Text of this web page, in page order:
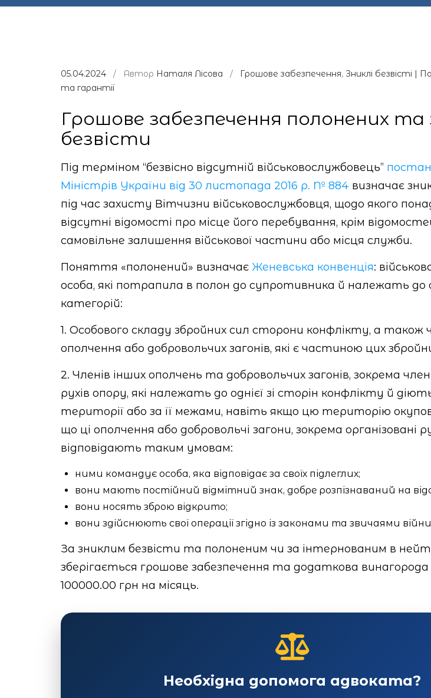
05.04.2024 / Автор Наталя Лісова / Грошове забезпечення, Зниклі безвісті |
та гарантії
Грошове забезпечення полонених та
безвісти
Під терміном “безвісно відсутній військовослужбовець”
Міністрів України від 30 листопада 2016 р. № 884 визначає
під час захисту Вітчизни військовослужбовця, щодо якого
відсутні відомості про місце його перебування, крім
самовільне залишення військової частини або місця служби.
Поняття «полонений» визначає Женевська конвенція:
особа, які потрапила в полон до супротивника й належать до
категорій:
1. Особового складу збройних сил сторони конфлікту, а також
ополчення або добровольчих загонів, які є частиною цих
2. Членів інших ополчень та добровольчих загонів, зокрема
рухів опору, які належать до однієї зі сторін конфлікту й
території або за її межами, навіть якщо цю територію
що ці ополчення або добровольчі загони, зокрема організовані
відповідають таким умовам:
ними командує особа, яка відповідає за своїх підлеглих;
вони мають постійний відмітний знак, добре розпізнаваний на
вони носять зброю відкрито;
вони здійснюють свої операції згідно із законами та звичаями
За зниклим безвісти та полоненим чи за інтернованим в
зберігається грошове забезпечення та додаткова винагорода
100000.00 грн на місяць.
Необхідна допомога адвоката?